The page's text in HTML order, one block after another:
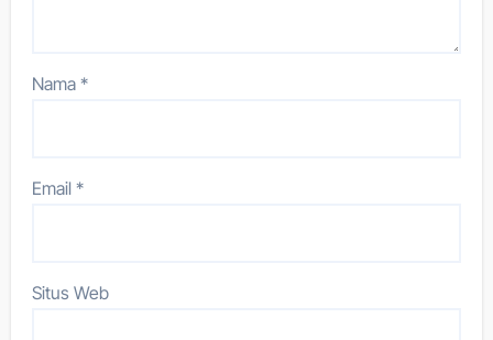
Nama*
Email*
Situs Web